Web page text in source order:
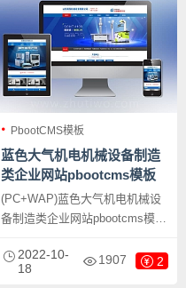
业，当然其他行业也可以做，只
需要把文字图片换成其他行业的
即可；
PbootCMS模板
蓝色大气机电机械设备制造
类企业网站pbootcms模板
机械设备网站源码下载
(PC+WAP)蓝色大气机电机械设
备制造类企业网站pbootcms模板
PbootCMS内核开发的网站模
板，该模板适用于机电机械设
2022-10-
18
1907 2